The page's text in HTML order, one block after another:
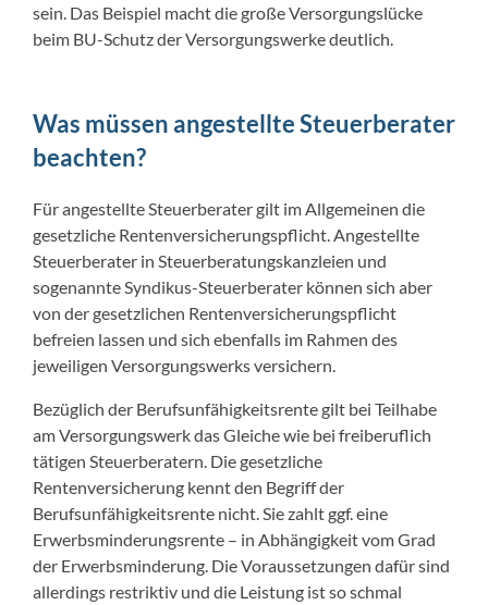
sein. Das Beispiel macht die große Versorgungslücke
beim BU-Schutz der Versorgungswerke deutlich.
Was müssen angestellte Steuerberater
beachten?
Für angestellte Steuerberater gilt im Allgemeinen die
gesetzliche Rentenversicherungspflicht. Angestellte
Steuerberater in Steuerberatungskanzleien und
sogenannte Syndikus-Steuerberater können sich aber
von der gesetzlichen Rentenversicherungspflicht
befreien lassen und sich ebenfalls im Rahmen des
jeweiligen Versorgungswerks versichern.
Bezüglich der Berufsunfähigkeitsrente gilt bei Teilhabe
am Versorgungswerk das Gleiche wie bei freiberuflich
tätigen Steuerberatern. Die gesetzliche
Rentenversicherung kennt den Begriff der
Berufsunfähigkeitsrente nicht. Sie zahlt ggf. eine
Erwerbsminderungsrente – in Abhängigkeit vom Grad
der Erwerbsminderung. Die Voraussetzungen dafür sind
allerdings restriktiv und die Leistung ist so schmal